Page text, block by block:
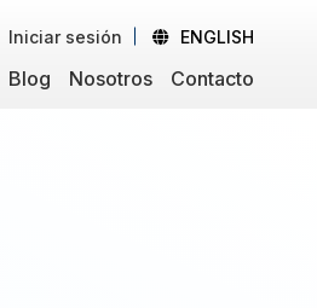
Iniciar sesión ENGLISH
Blog Nosotros Contacto